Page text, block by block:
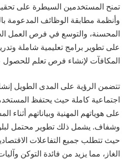
تمنح المستخدمين السيطرة على
وأنظمة مطابقة الوظائف المدعومة
المحسنة، والتوسع في فرص العمل
على تطوير برامج تعليمية شاملة
المكافآت لإنشاء فرص تعلم
تتضمن الرؤية على المدى الطويل
اجتماعية كاملة حيث يحتفظ
على هوياتهم المهنية وبياناتهم
الغاز، مما يزيد من فائدة التوكن